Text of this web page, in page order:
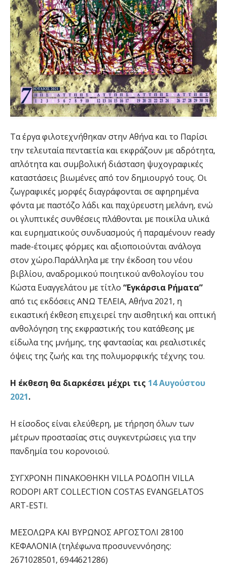
Τα έργα φιλοτεχνήθηκαν στην Αθήνα και το Παρίσι
την τελευταία πενταετία και εκφράζουν με αδρότητα,
απλότητα και συμβολική διάσταση ψυχογραφικές
καταστάσεις βιωμένες από τον δημιουργό τους. Οι
ζωγραφικές μορφές διαγράφονται σε αφηρημένα
φόντα με παστόζο λάδι και παχύρευστη μελάνη, ενώ
οι γλυπτικές συνθέσεις πλάθονται με ποικίλα υλικά
και ευρηματικούς συνδυασμούς ή παραμένουν ready
made-έτοιμες φόρμες και αξιοποιούνται ανάλογα
στον χώρο.Παράλληλα με την έκδοση του νέου
βιβλίου, αναδρομικού ποιητικού ανθολογίου του
Κώστα Ευαγγελάτου με τίτλο “Εγκάρσια Ρήματα”
από τις εκδόσεις ΑΝΩ ΤΕΛΕΙΑ, Αθήνα 2021, η
εικαστική έκθεση επιχειρεί την αισθητική και οπτική
ανθολόγηση της εκφραστικής του κατάθεσης με
είδωλα της μνήμης, της φαντασίας και ρεαλιστικές
όψεις της ζωής και της πολυμορφικής τέχνης του.
Η έκθεση θα διαρκέσει μέχρι τις 14 Αυγούστου
2021.
Η είσοδος είναι ελεύθερη, με τήρηση όλων των
μέτρων προστασίας στις συγκεντρώσεις για την
πανδημία του κορονοιού.
ΣΥΓΧΡΟΝΗ ΠΙΝΑΚΟΘΗΚΗ VILLA ΡΟΔΟΠΗ VILLA
RODOPI ART COLLECTION COSTAS EVANGELATOS
ART-ESTΙ.
ΜΕΣΟΛΩΡΑ ΚΑΙ ΒΥΡΩΝΟΣ ΑΡΓΟΣΤΟΛΙ 28100
ΚΕΦΑΛΟΝΙΑ (τηλέφωνα προσυνεννόησης:
2671028501, 6944621286)